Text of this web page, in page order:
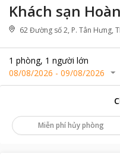
Khách sạn
62 Đường số 2, P. Tân Hưng,
1 phòng, 1 người lớn
08/08/2026 - 09/08/2026
Miễn phí hủy phòng